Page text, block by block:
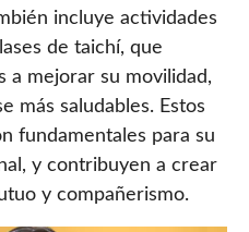
incluye actividades
de taichí, que
a mejorar su movilidad,
más saludables. Estos
fundamentales para su
y contribuyen a crear
y compañerismo.